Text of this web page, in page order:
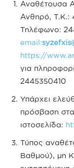
Αναθέτουσα
Ανθηρό, Τ.Κ.:
Τηλέφωνο:
email:
https://
για
2445350410
Υπάρχει
πρόσβαση
ιστοσελίδα:
Τύπος
Βαθμού), μη